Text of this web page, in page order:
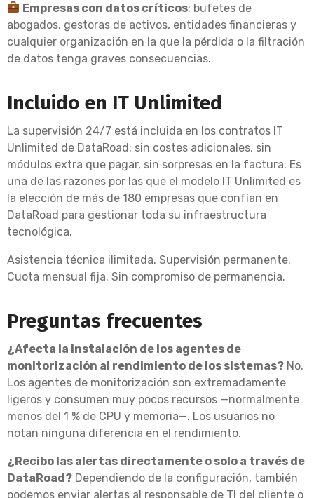
Empresas con datos críticos: bufetes de
abogados, gestoras de activos, entidades financieras y
cualquier organización en la que la pérdida o la filtración
de datos tenga graves consecuencias.
Incluido en IT Unlimited
La supervisión 24/7 está incluida en los contratos IT
Unlimited de DataRoad: sin costes adicionales, sin
módulos extra que pagar, sin sorpresas en la factura. Es
una de las razones por las que el modelo IT Unlimited es
la elección de más de 180 empresas que confían en
DataRoad para gestionar toda su infraestructura
tecnológica.
Asistencia técnica ilimitada. Supervisión permanente.
Cuota mensual fija. Sin compromiso de permanencia.
Preguntas frecuentes
¿Afecta la instalación de los agentes de
monitorización al rendimiento de los sistemas? No.
Los agentes de monitorización son extremadamente
ligeros y consumen muy pocos recursos —normalmente
menos del 1 % de CPU y memoria—. Los usuarios no
notan ninguna diferencia en el rendimiento.
¿Recibo las alertas directamente o solo a través de
DataRoad? Dependiendo de la configuración, también
podemos enviar alertas al responsable de TI del cliente o